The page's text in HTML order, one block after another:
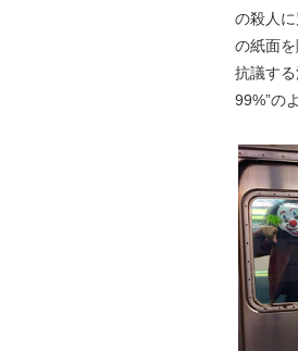
の殺人
の紙面
抗議す
99%”の